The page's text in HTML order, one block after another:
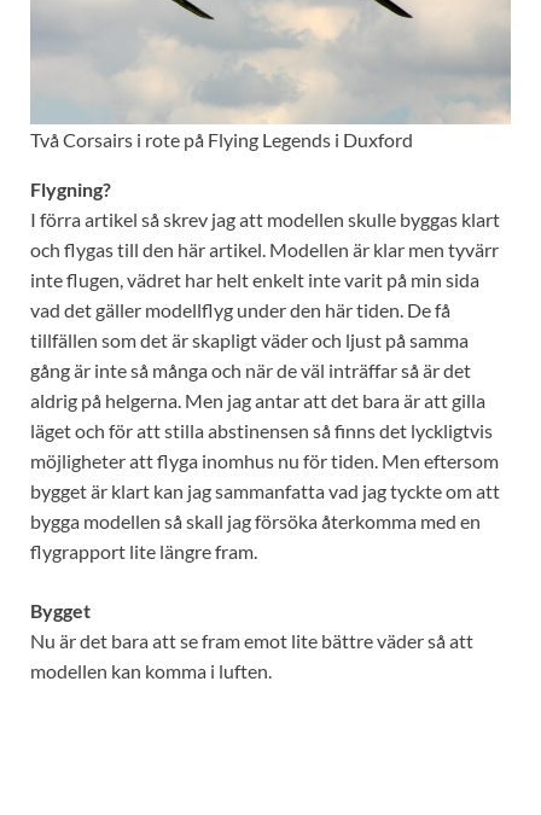
Två Corsairs i rote på Flying Legends i Duxford
Flygning?
I förra artikel så skrev jag att modellen skulle byggas klart
och flygas till den här artikel. Modellen är klar men tyvärr
inte flugen, vädret har helt enkelt inte varit på min sida
vad det gäller modellflyg under den här tiden. De få
tillfällen som det är skapligt väder och ljust på samma
gång är inte så många och när de väl inträffar så är det
aldrig på helgerna. Men jag antar att det bara är att gilla
läget och för att stilla abstinensen så finns det lyckligtvis
möjligheter att flyga inomhus nu för tiden. Men eftersom
bygget är klart kan jag sammanfatta vad jag tyckte om att
bygga modellen så skall jag försöka återkomma med en
flygrapport lite längre fram.
Bygget
Nu är det bara att se fram emot lite bättre väder så att
modellen kan komma i luften.